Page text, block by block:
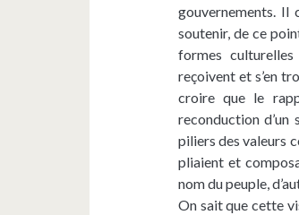
gouvernements. Il
soutenir, de ce
formes
reçoivent et s’en
croire que le
reconduction
piliers des valeurs
pliaient et
nom du peuple,
On sait que cette